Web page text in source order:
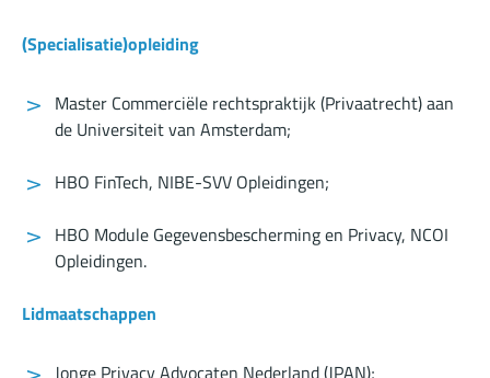
(Specialisatie)opleiding
Master Commerciële rechtspraktijk (Privaatrecht) aan
de Universiteit van Amsterdam;
HBO FinTech, NIBE-SVV Opleidingen;
HBO Module Gegevensbescherming en Privacy, NCOI
Opleidingen.
Lidmaatschappen